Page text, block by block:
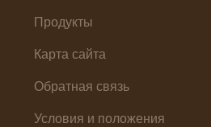
Продукты
Карта сайта
Обратная связь
Условия и положения